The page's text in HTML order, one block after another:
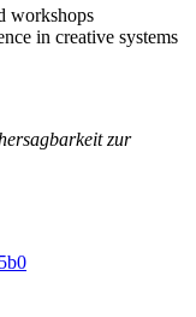
workshops
in creative systems
zur